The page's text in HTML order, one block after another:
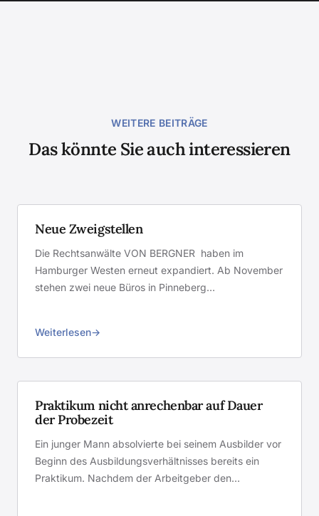
WEITERE BEITRÄGE
Das könnte Sie auch interessieren
Neue Zweigstellen
Die Rechtsanwälte VON BERGNER haben im
Hamburger Westen erneut expandiert. Ab November
stehen zwei neue Büros in Pinneberg…
Weiterlesen
Praktikum nicht anrechenbar auf Dauer
der Probezeit
Ein junger Mann absolvierte bei seinem Ausbilder vor
Beginn des Ausbildungsverhältnisses bereits ein
Praktikum. Nachdem der Arbeitgeber den…